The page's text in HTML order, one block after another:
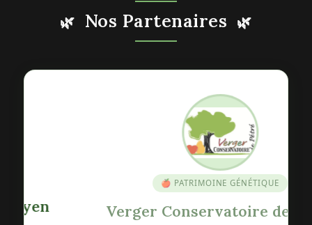
🌿 Nos Partenaires 🌿
🍎 PATRIMOINE GÉNÉTIQUE
Verger Conservatoire de Pétré